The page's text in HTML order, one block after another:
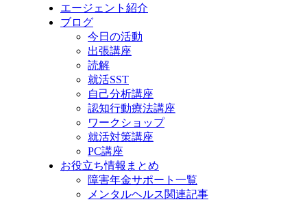
エージェント紹介
ブログ
今日の活動
出張講座
読解
就活SST
自己分析講座
認知行動療法講座
ワークショップ
就活対策講座
PC講座
お役立ち情報まとめ
障害年金サポート一覧
メンタルヘルス関連記事